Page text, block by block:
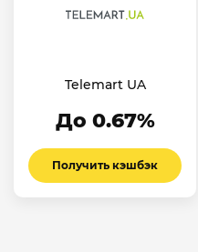
Telemart UA
До 0.67%
Получить кэшбэк